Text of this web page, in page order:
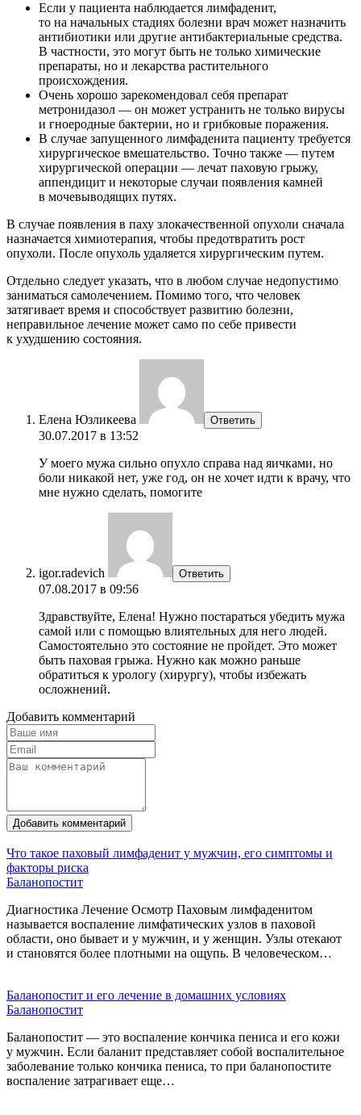
Если у пациента наблюдается лимфаденит,
то на начальных стадиях болезни врач может назначить
антибиотики или другие антибактериальные средства.
В частности, это могут быть не только химические
препараты, но и лекарства растительного
происхождения.
Очень хорошо зарекомендовал себя препарат
метронидазол — он может устранить не только вирусы
и гноеродные бактерии, но и грибковые поражения.
В случае запущенного лимфаденита пациенту требуется
хирургическое вмешательство. Точно также — путем
хирургической операции — лечат паховую грыжу,
аппендицит и некоторые случаи появления камней
в мочевыводящих путях.
В случае появления в паху злокачественной опухоли сначала
назначается химиотерапия, чтобы предотвратить рост
опухоли. После опухоль удаляется хирургическим путем.
Отдельно следует указать, что в любом случае недопустимо
заниматься самолечением. Помимо того, что человек
затягивает время и способствует развитию болезни,
неправильное лечение может само по себе привести
к ухудшению состояния.
Елена Юзликеева Ответить
30.07.2017 в 13:52
У моего мужа сильно опухло справа над яичками, но
боли никакой нет, уже год, он не хочет идти к врачу, что
мне нужно сделать, помогите
igor.radevich Ответить
07.08.2017 в 09:56
Здравствуйте, Елена! Нужно постараться убедить мужа
самой или с помощью влиятельных для него людей.
Самостоятельно это состояние не пройдет. Это может
быть паховая грыжа. Нужно как можно раньше
обратиться к урологу (хирургу), чтобы избежать
осложнений.
Добавить комментарий
Добавить комментарий
Что такое паховый лимфаденит у мужчин, его симптомы и
факторы риска
Баланопостит
Диагностика Лечение Осмотр Паховым лимфаденитом
называется воспаление лимфатических узлов в паховой
области, оно бывает и у мужчин, и у женщин. Узлы отекают
и становятся более плотными на ощупь. В человеческом…
Баланопостит и его лечение в домашних условиях
Баланопостит
Баланопостит — это воспаление кончика пениса и его кожи
у мужчин. Если баланит представляет собой воспалительное
заболевание только кончика пениса, то при баланопостите
воспаление затрагивает еще…